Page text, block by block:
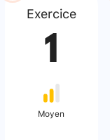
Exercice
1
Moyen